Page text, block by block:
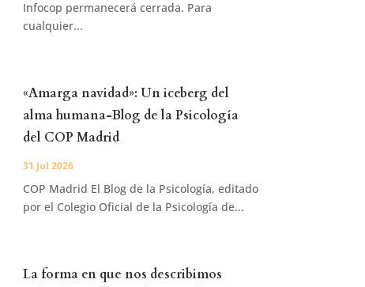
Infocop permanecerá cerrada. Para
cualquier...
«Amarga navidad»: Un iceberg del
alma humana-Blog de la Psicología
del COP Madrid
31 Jul 2026
COP Madrid El Blog de la Psicología, editado
por el Colegio Oficial de la Psicología de...
La forma en que nos describimos